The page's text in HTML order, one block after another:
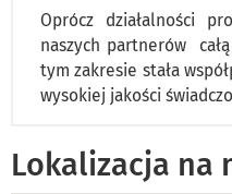
Oprócz działalności
naszych partnerów
tym zakresie stała
wysokiej jakości
Lokalizacja na